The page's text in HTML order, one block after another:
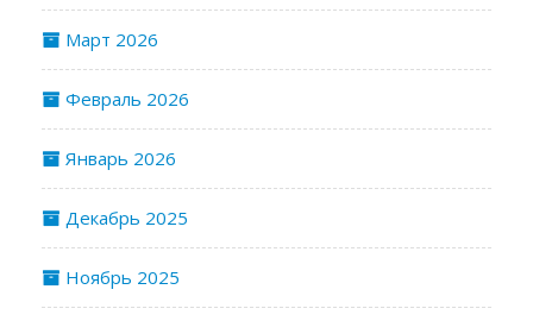
Март 2026
Февраль 2026
Январь 2026
Декабрь 2025
Ноябрь 2025